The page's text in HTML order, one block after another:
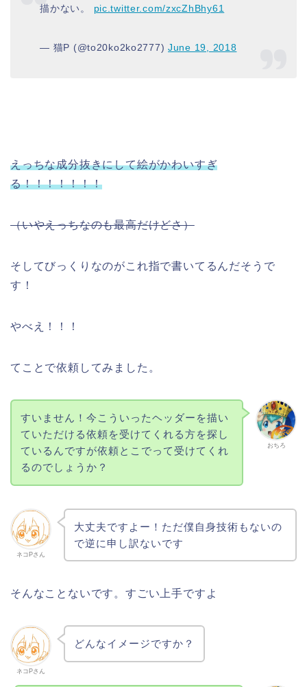
描かない。 pic.twitter.com/zxcZhBhy61
— 猫P (@to20ko2ko2777)June 19, 2018
えっちな成分抜きにして絵がかわいすぎ
る！！！！！！！
（いやえっちなのも最高だけどさ）
そしてびっくりなのがこれ指で書いてるんだそうで
す！
やべえ！！！
てことで依頼してみました。
おちろ
すいません！今こういったヘッダーを描い
ていただける依頼を受けてくれる方を探し
ているんですが依頼とこでって受けてくれ
るのでしょうか？
ネコPさん
大丈夫ですよー！ただ僕自身技術もないの
で逆に申し訳ないです
そんなことないです。すごい上手ですよ
ネコPさん
どんなイメージですか？